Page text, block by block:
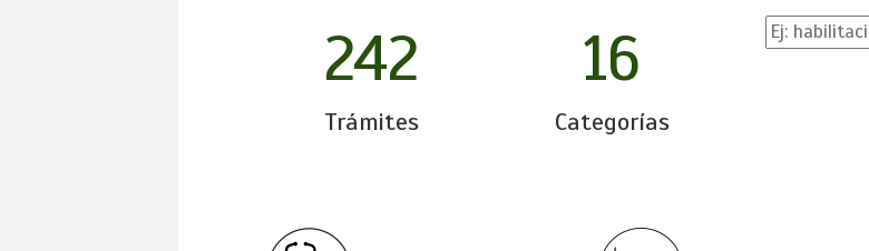
242
Trámites
16
Categorías